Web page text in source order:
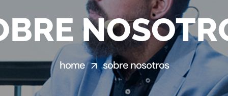
home sobre nosotros